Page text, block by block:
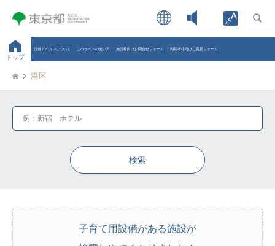
Open
トップ
設備アイコンについて このサイトの使い方 施設様向けお問合せフォーム 利用者様向けご意見フォーム
港区
子育て用設備がある施設が